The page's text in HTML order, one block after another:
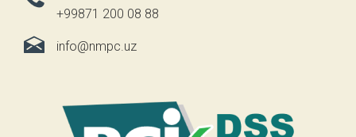
+99871 200 08 88
info@nmpc.uz